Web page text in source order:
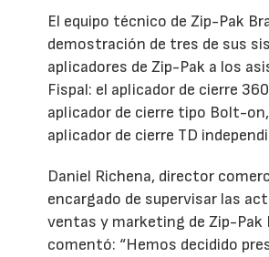
El equipo técnico de Zip-Pak
demostración de tres de sus
aplicadores de Zip-Pak a los
Fispal: el aplicador de cierre
aplicador de cierre tipo Bolt-
aplicador de cierre TD
Daniel Richena, director
encargado de supervisar las
ventas y marketing de Zip-Pak
comentó: “Hemos decidido